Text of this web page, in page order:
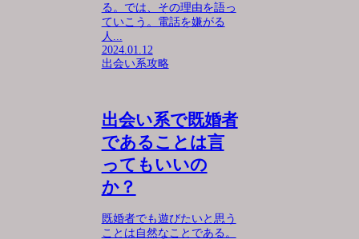
る。では、その理由を語っ
ていこう。電話を嫌がる
人...
2024.01.12
出会い系攻略
出会い系で既婚者
であることは言
ってもいいの
か？
既婚者でも遊びたいと思う
ことは自然なことである。